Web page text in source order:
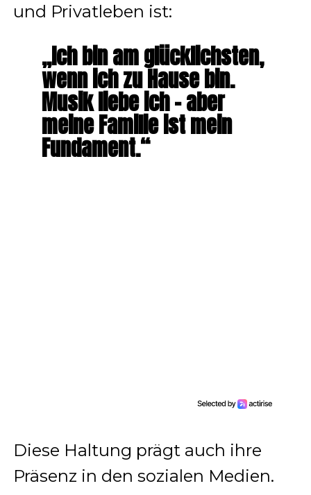
und Privatleben ist:
„Ich bin am glücklichsten,
wenn ich zu Hause bin.
Musik liebe ich – aber
meine Familie ist mein
Fundament.“
Diese Haltung prägt auch ihre
Präsenz in den sozialen Medien.